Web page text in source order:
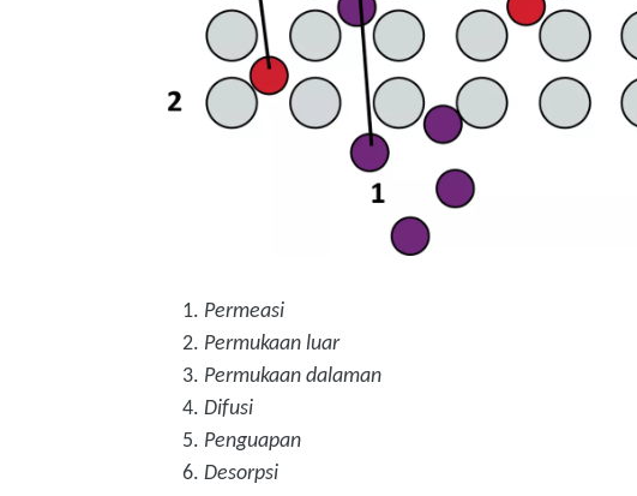
Permeasi
Permukaan luar
Permukaan dalaman
Difusi
Penguapan
Desorpsi